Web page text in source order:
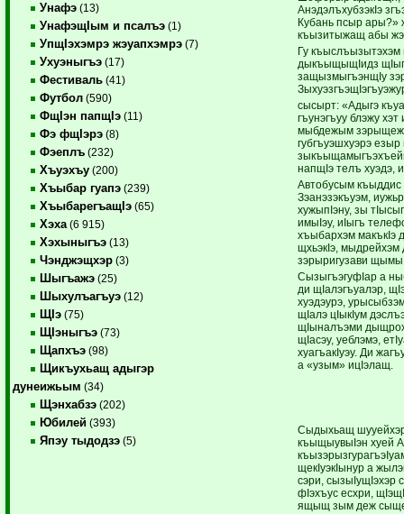
Унафэ (13)
УнафэщIым и псалъэ (1)
УпщIэхэмрэ жэуапхэмрэ (7)
Ухуэныгъэ (17)
Фестиваль (41)
Футбол (590)
ФщIэн папщIэ (11)
Фэ фщIэрэ (8)
Фэеплъ (232)
Хъуэхъу (200)
Хъыбар гуапэ (239)
ХъыбарегъащIэ (65)
Хэха (6 915)
Хэхыныгъэ (13)
Чэнджэщхэр (3)
Шыгъажэ (25)
Шыхулъагъуэ (12)
ЩIэ (75)
ЩIэныгъэ (73)
Щапхъэ (98)
Щикъухьащ адыгэр
дунеижьым (34)
Щэнхабзэ (202)
Юбилей (393)
Япэу тыдодзэ (5)
АнэдэлъхубзэкIэ
Кубань псыр ары?»
къызитыжащ абы
Гу
дыкъыщыщIидз
защызмыгъэнщIу
сысырт: «Адыгэ
гъунэгъуу блэжу
мыбдежым
губгъуэшхуэрэ
напщIэ телъ хуэдэ,
Автобусым къыддис
Зэанэзэкъуэм,
хужыпIэну, зы
имыIэу, иIыгъ
хъыбархэм макъкIэ
щхьэкIэ, мыдрейхэм
зэрыригузави
СызыгъэгуфIар а
ди щIалэгъуалэр,
хуэдэурэ,
щIалэ цIыкIум
щIыналъэми
щIасэу, уеблэмэ,
хуагъакIуэу. Ди
а «узым» ицIэлащ.
Сыдыхьащ
къыщыувыIэн хуей
щекIуэкIынур а
сэри, сызыIущIэхэр
фIэхъус есхри,
ящыщ зым деж